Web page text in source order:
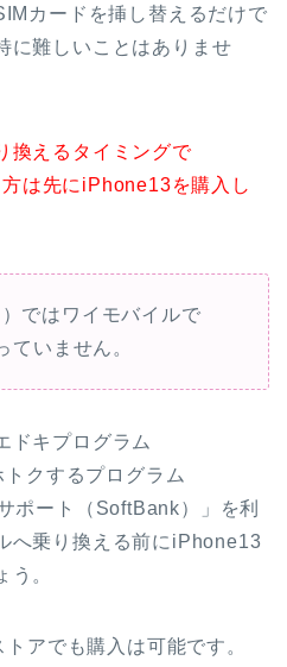
カードを挿し替えるだけで
に難しいことはありませ
換えるタイミングで
は先にiPhone13を購入し
ではワイモバイルで
いません。
ドキプログラム
トクするプログラム
ポート（SoftBank）」を利
へ乗り換える前にiPhone13
う。
アでも購入は可能です。